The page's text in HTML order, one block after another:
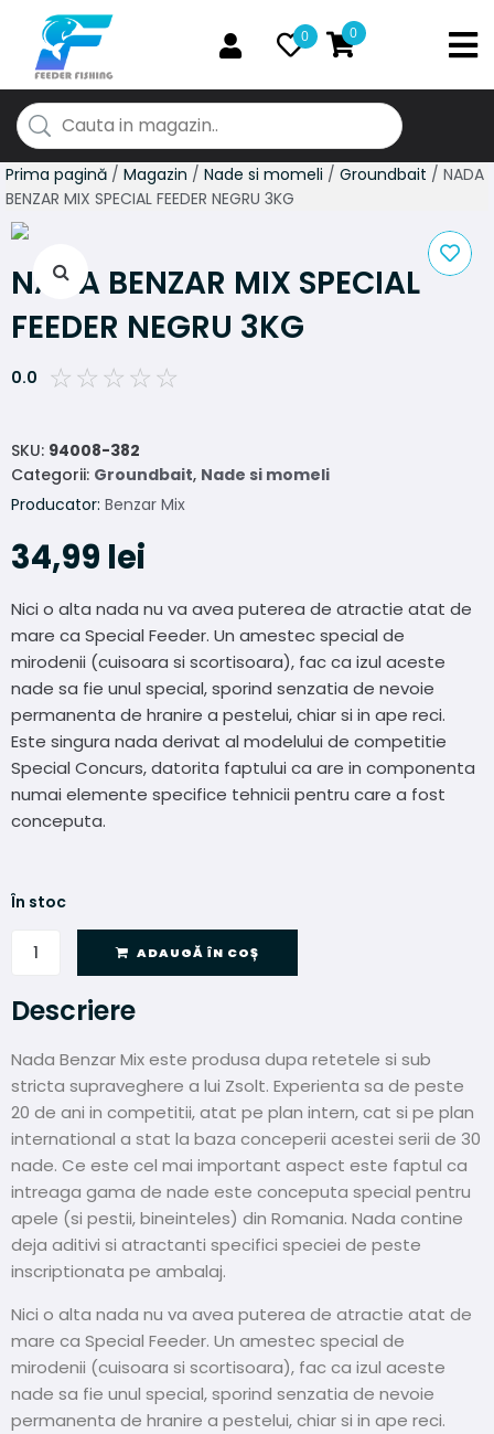
0 0
Prima pagină / Magazin / Nade si momeli / Groundbait / NADA
BENZAR MIX SPECIAL FEEDER NEGRU 3KG
NADA BENZAR MIX SPECIAL
FEEDER NEGRU 3KG
0.0 ☆ ☆ ☆ ☆ ☆
SKU: 94008-382
Categorii: Groundbait, Nade si momeli
Producator: Benzar Mix
34,99 lei
Nici o alta nada nu va avea puterea de atractie atat de
mare ca Special Feeder. Un amestec special de
mirodenii (cuisoara si scortisoara), fac ca izul aceste
nade sa fie unul special, sporind senzatia de nevoie
permanenta de hranire a pestelui, chiar si in ape reci.
Este singura nada derivat al modelului de competitie
Special Concurs, datorita faptului ca are in componenta
numai elemente specifice tehnicii pentru care a fost
conceputa.
În stoc
ADAUGĂ ÎN COȘ
Descriere
Nada Benzar Mix este produsa dupa retetele si sub
stricta supraveghere a lui Zsolt. Experienta sa de peste
20 de ani in competitii, atat pe plan intern, cat si pe plan
international a stat la baza conceperii acestei serii de 30
nade. Ce este cel mai important aspect este faptul ca
intreaga gama de nade este conceputa special pentru
apele (si pestii, bineinteles) din Romania. Nada contine
deja aditivi si atractanti specifici speciei de peste
inscriptionata pe ambalaj.
Nici o alta nada nu va avea puterea de atractie atat de
mare ca Special Feeder. Un amestec special de
mirodenii (cuisoara si scortisoara), fac ca izul aceste
nade sa fie unul special, sporind senzatia de nevoie
permanenta de hranire a pestelui, chiar si in ape reci.